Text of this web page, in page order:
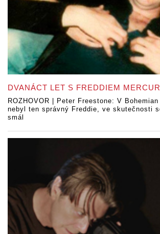
DVANÁCT LET S FREDDIEM
ROZHOVOR | Peter Freestone: V
nebyl ten správný Freddie, ve skutečnosti
smál